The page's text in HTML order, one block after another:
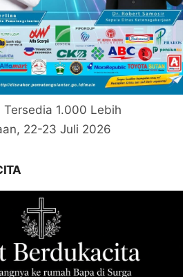
1.000 Lebih
22-23 Juli 2026